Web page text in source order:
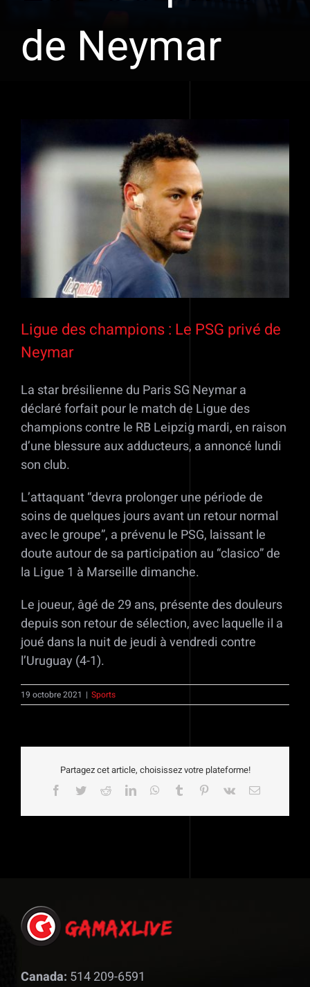
de Neymar
l'image
agrandie
Ligue des champions : Le PSG privé de
Neymar
La star brésilienne du Paris SG Neymar a
déclaré forfait pour le match de Ligue des
champions contre le RB Leipzig mardi, en raison
d’une blessure aux adducteurs, a annoncé lundi
son club.
L’attaquant “devra prolonger une période de
soins de quelques jours avant un retour normal
avec le groupe”, a prévenu le PSG, laissant le
doute autour de sa participation au “clasico” de
la Ligue 1 à Marseille dimanche.
Le joueur, âgé de 29 ans, présente des douleurs
depuis son retour de sélection, avec laquelle il a
joué dans la nuit de jeudi à vendredi contre
l’Uruguay (4-1).
19 octobre 2021 | Sports
Partagez cet article, choisissez votre plateforme!
Facebook
TwitterRedditLinkedInWhatsApp
Tumblr Pinterest
Vk Email
Canada: 514 209-6591